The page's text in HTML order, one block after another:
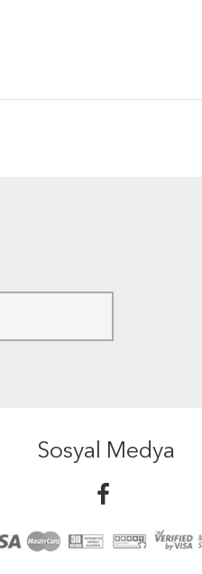
Sosyal Medya